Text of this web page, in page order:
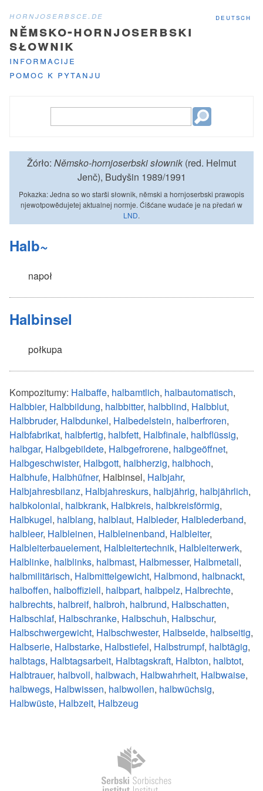
hornjoserbsce.de deutsch
němsko-hornjoserbski
słownik
informacije
pomoc k pytanju
Žórło: Němsko-hornjoserbski słownik (red. Helmut
Jenč), Budyšin 1989/1991
Pokazka: Jedna so wo starši słownik, němski a hornjoserbski prawopis
njewotpowědujetej aktualnej normje. Ćišćane wudaće je na předań w
LND.
Halb~
napoł
Halbinsel
połkupa
Kompozitumy: Halbaffe, halbamtlich, halbautomatisch,
Halbbier, Halbbildung, halbbitter, halbblind, Halbblut,
Halbbruder, Halbdunkel, Halbedelstein, halberfroren,
Halbfabrikat, halbfertig, halbfett, Halbfinale, halbflüssig,
halbgar, Halbgebildete, Halbgefrorene, halbgeöffnet,
Halbgeschwister, Halbgott, halbherzig, halbhoch,
Halbhufe, Halbhüfner, Halbinsel, Halbjahr,
Halbjahresbilanz, Halbjahreskurs, halbjährig, halbjährlich,
halbkolonial, halbkrank, Halbkreis, halbkreisförmig,
Halbkugel, halblang, halblaut, Halbleder, Halblederband,
halbleer, Halbleinen, Halbleinenband, Halbleiter,
Halbleiterbauelement, Halbleitertechnik, Halbleiterwerk,
Halblinke, halblinks, halbmast, Halbmesser, Halbmetall,
halbmilitärisch, Halbmittelgewicht, Halbmond, halbnackt,
halboffen, halboffiziell, halbpart, halbpelz, Halbrechte,
halbrechts, halbreif, halbroh, halbrund, Halbschatten,
Halbschlaf, Halbschranke, Halbschuh, Halbschur,
Halbschwergewicht, Halbschwester, Halbseide, halbseitig,
Halbserie, Halbstarke, Halbstiefel, Halbstrumpf, halbtägig,
halbtags, Halbtagsarbeit, Halbtagskraft, Halbton, halbtot,
Halbtrauer, halbvoll, halbwach, Halbwahrheit, Halbwaise,
halbwegs, Halbwissen, halbwollen, halbwüchsig,
Halbwüste, Halbzeit, Halbzeug